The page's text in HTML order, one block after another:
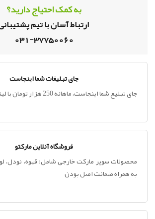
به کمک احتیاج دارید؟
ارتباط آسان با تیم
031-37750060
جای تبلیغات شما اینجاست
جای تبلیغ شما اینجاست، ماهانه 250 هزار تومان با لینک مستقیم
فروشگاه آنلاین مارکتو
محصولات سوپر مارکت خارجی شامل: قهوه، نودل،
به همراه ضمانت اصل بودن